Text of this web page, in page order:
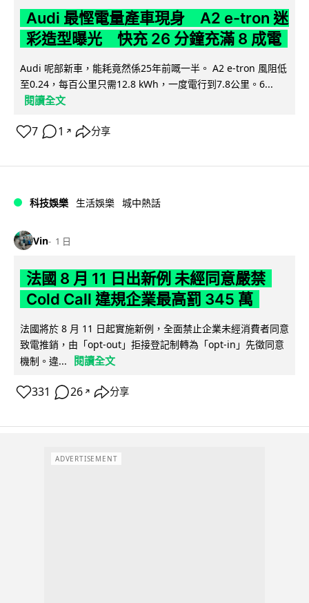
Audi 最慳電量產車現身 A2 e-tron 迷
彩造型曝光 快充 26 分鐘充滿 8 成電
Audi 呢部新車，能耗竟然係25年前嘅一半。 A2 e-tron 風阻低
至0.24，每百公里只需12.8 kWh，一度電行到7.8公里。6...
閱讀全文
7 1 ↗ 分享
科技娛樂 生活娛樂 城中熱話
Vin 1 日
法國 8 月 11 日出新例 未經同意嚴禁
Cold Call 違規企業最高罰 345 萬
法國將於 8 月 11 日起實施新例，全面禁止企業未經消費者同意
致電推銷，由「opt-out」拒接登記制轉為「opt-in」先徵同意
機制。違...
閱讀全文
331 26 ↗ 分享
ADVERTISEMENT